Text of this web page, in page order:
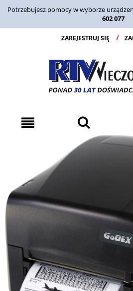
Potrzebujesz pomocy w wyborze
602 077
ZAREJESTRUJ SIĘ